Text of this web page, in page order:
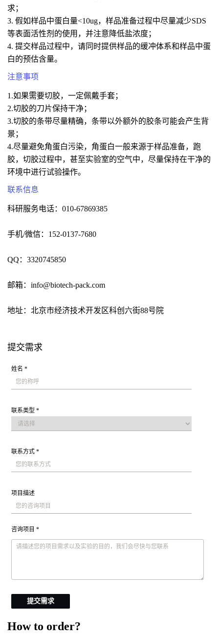
求；
3. 假如样品中蛋白量<10ug，样品准备过程中尽量减少SDS
等表面活性剂的使用，并注意降低盐浓度；
4. 提交样品过程中，请同时提供样品的缓冲体系和样品中蛋
白的预估含量。
注意事项
1.如果需要切胶，一定佩戴手套；
2.切胶的刀片保持干净；
3.切胶的条带尽量精确，条带以外额外的胶条可能会产生背
景；
4.尽量避免角蛋白污染，角蛋白一般来源于样品准备，跑
胶，切胶过程中，甚至实验室的空气中，尽量保持在干净的
环境中进行试验操作。
联系信息
科研服务电话：010-67869385
手机/微信：152-0137-7680
QQ：3320745850
邮箱：info@biotech-pack.com
地址：北京市经济技术开发区科创六街88号院
提交需求
姓名 *
联系类型 *
联系方式 *
项目描述
咨询项目 *
提交需求
How to order?